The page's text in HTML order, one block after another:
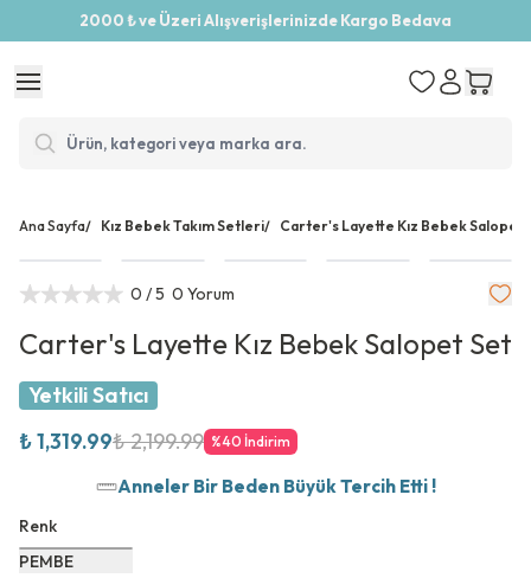
2000 ₺ ve Üzeri Alışverişlerinizde Kargo Bedava
Ana Sayfa/ Kız Bebek Takım Setleri/ Carter's Layette Kız Bebek Salopet
0 / 5 0 Yorum
Carter's Layette Kız Bebek Salopet Set
Yetkili Satıcı
₺ 1,319.99₺ 2,199.99 %40 İndirim
Anneler Bir Beden Büyük Tercih Etti !
Renk
PEMBE